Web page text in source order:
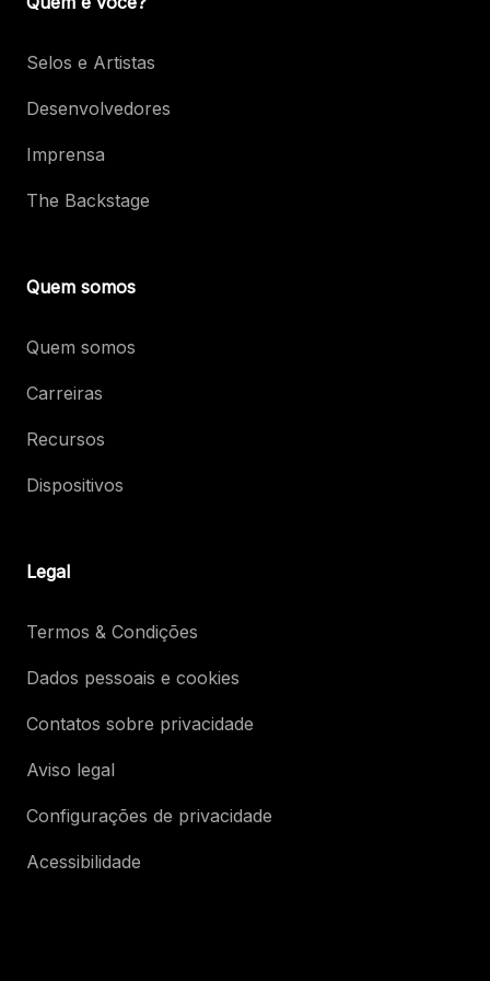
Selos e Artistas
Desenvolvedores
Imprensa
The Backstage
Quem somos
Quem somos
Carreiras
Recursos
Dispositivos
Legal
Termos & Condições
Dados pessoais e cookies
Contatos sobre privacidade
Aviso legal
Configurações de privacidade
Acessibilidade